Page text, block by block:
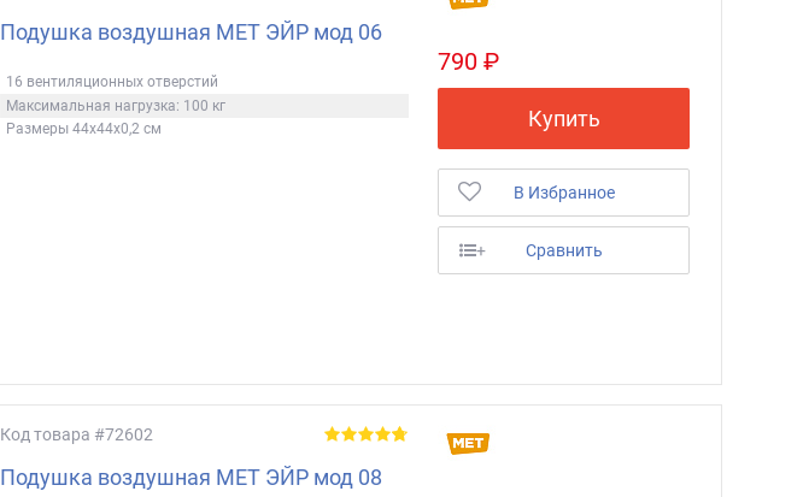
Подушка воздушная МЕТ ЭЙР мод 06
16 вентиляционных отверстий
Максимальная нагрузка: 100 кг
Размеры 44х44х0,2 см
790 ₽
Купить
В Избранное
+ Сравнить
Код товара #72602
Подушка воздушная МЕТ ЭЙР мод 08